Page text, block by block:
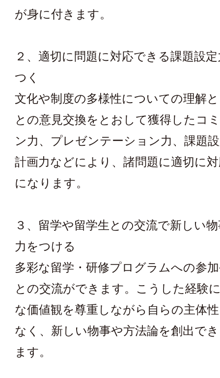
が身に付きます。
２、適切に問題に対応できる課題設
つく
文化や制度の多様性についての理解
との意見交換をとおして獲得したコ
ン力、プレゼンテーション力、課題
計画力などにより、諸問題に適切に
になります。
３、留学や留学生との交流で新しい
力をつける
多彩な留学・研修プログラムへの参
との交流ができます。こうした経験
な価値観を尊重しながら自らの主体
なく、新しい物事や方法論を創出で
ます。